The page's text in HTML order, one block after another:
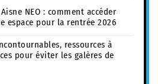
NEO : comment accéder
espace pour la rentrée 2026
ressources à
pour éviter les galères de